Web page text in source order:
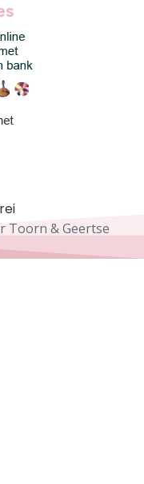
Toorn & Geertse